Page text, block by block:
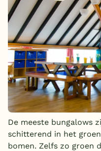
De meeste bungalows
schitterend in het
bomen. Zelfs zo groen